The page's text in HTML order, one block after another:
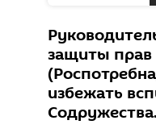
защиты прав
избежать
Содружества.